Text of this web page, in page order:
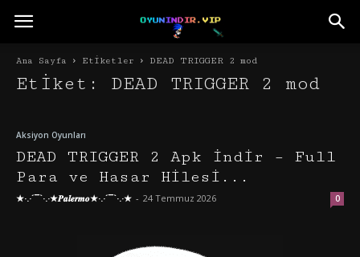
Ana Sayfa Etiketler DEAD TRIGGER 2 mod
Etiket: DEAD TRIGGER 2 mod
Aksiyon Oyunları
DEAD TRIGGER 2 Apk İndir – Full
Para ve Hasar Hilesi...
★·.·´¯`·.·★𝑷𝒂𝒍𝒆𝒓𝒎𝒐★·.·´¯`·.·★ - 24 Temmuz 2026 0